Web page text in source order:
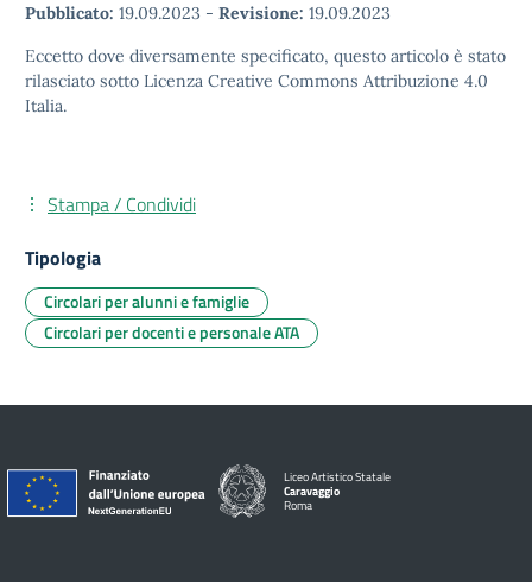
Pubblicato: 19.09.2023 - Revisione: 19.09.2023
Eccetto dove diversamente specificato, questo articolo è stato
rilasciato sotto Licenza Creative Commons Attribuzione 4.0
Italia.
Stampa / Condividi
Tipologia
Circolari per alunni e famiglie
Circolari per docenti e personale ATA
Liceo Artistico Statale
Caravaggio
Roma